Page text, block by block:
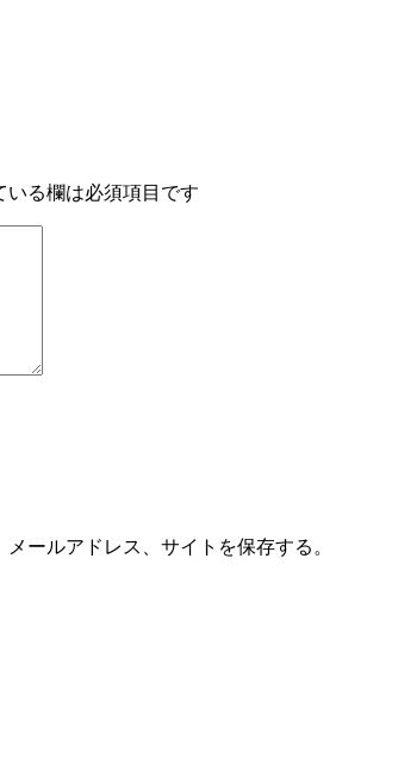
いる欄は必須項目です
ールアドレス、サイトを保存する。